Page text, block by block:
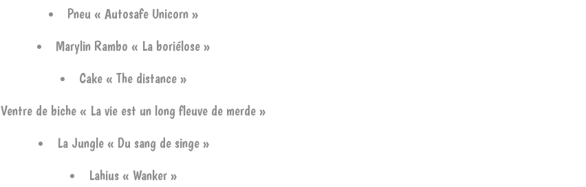
Pneu « Autosafe Unicorn »
Marylin Rambo « La boriélose »
Cake « The distance »
Ventre de biche « La vie est un long fleuve de merde »
La Jungle « Du sang de singe »
Lahius « Wanker »